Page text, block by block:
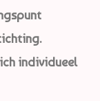
individueel